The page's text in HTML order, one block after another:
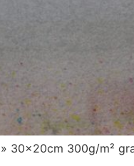
30x20cm 300g/m²